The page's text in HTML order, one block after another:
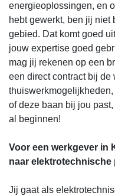
energieoplossingen, en
hebt gewerkt, ben jij niet
gebied. Dat komt goed
jouw expertise goed
mag jij rekenen op een
een direct contract bij de
of deze baan bij jou
al beginnen!
Voor een werkgever in
naar elektrotechnische
Jij gaat als